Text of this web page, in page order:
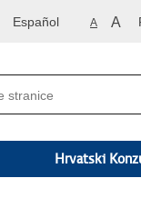
Español A A
Hrvatski